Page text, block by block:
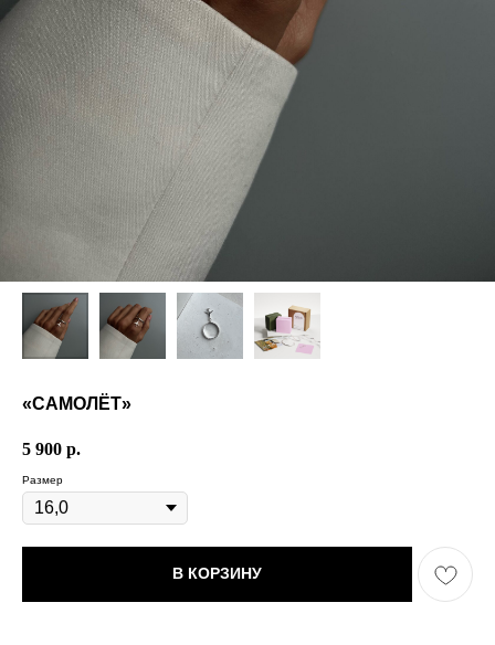
«САМОЛЁТ»
5 900 р.
Размер
В КОРЗИНУ